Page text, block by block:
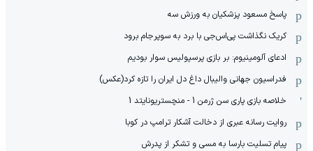
پاسخ مسعود پزشکیان به ورزش سه
کریک نگذاشت پی‌اس‌جی با برد به سوپرجام برود
ادعای آلومینیوم: بر بازی پرسپولیس سوار بودیم
فدراسیون جهانی والیبال داغ دل ایران را تازه کرد(عکس)
خلاصه بازی پاری سن ژرمن 1 - منچستریونایتد 1
روایت رسانه عبری از دخالت آشکار ترامپ در کوبا
پیام تسلیت بارسا به مسی و تشکر از پدرش